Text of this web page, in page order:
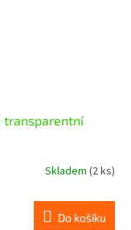
transparentní
Skladem (2 ks)
Do košíku